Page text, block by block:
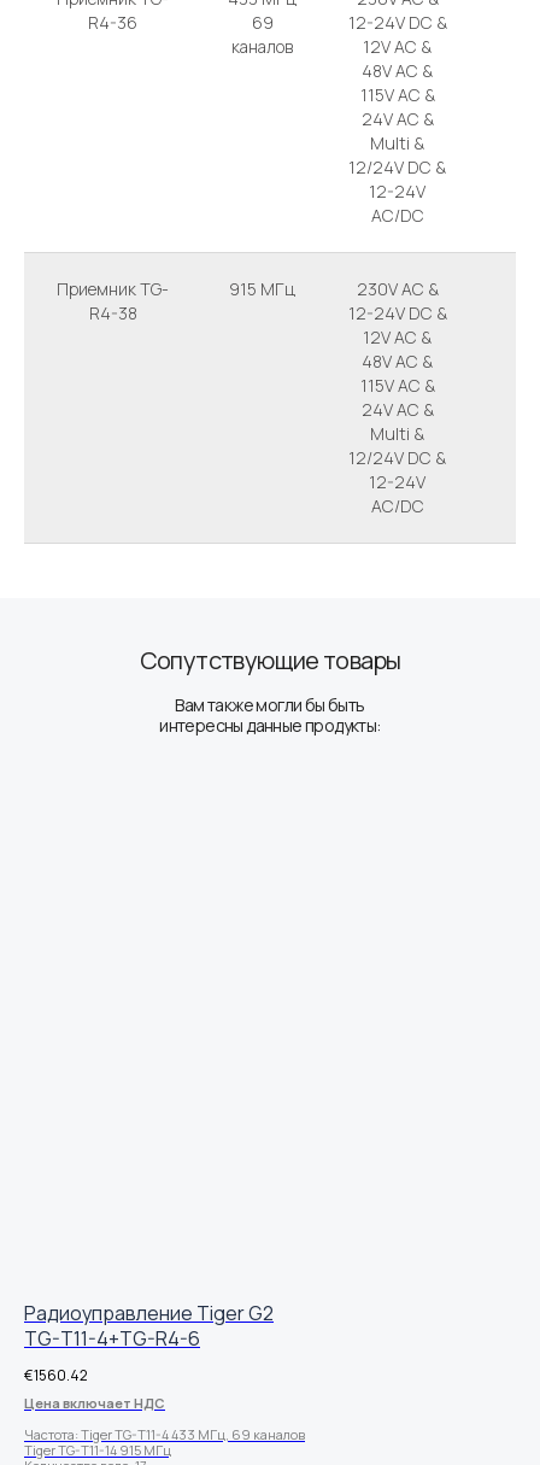
R4-36
69
каналов
12-24V DC &
12V AC &
48V AC &
115V AC &
24V AC &
Multi &
12/24V DC &
12-24V
AC/DC
Приемник TG-
R4-38
915 МГц
230V AC &
12-24V DC &
12V AC &
48V AC &
115V AC &
24V AC &
Multi &
12/24V DC &
12-24V
AC/DC
Вам также могли бы быть
интересны данные продукты:
Сопутствующие товары
Радиоуправление Tiger G2
TG-T11-4+TG-R4-6
€1560.42
Цена включает НДС
Частота: Tiger TG-T11-4 433 МГц, 69 каналов
Tiger TG-T11-14 915 МГц